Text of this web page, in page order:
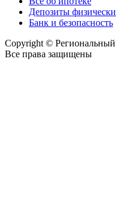
Депозиты
Банк и безопасность
Copyright ©
Все права защищены